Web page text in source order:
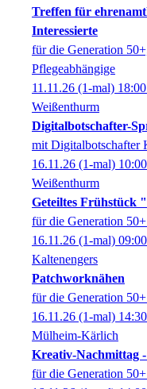
Treffen für
Interessierte
für die Generation
Pflegeabhängige
11.11.26 (1-mal) 18:00
Weißenthurm
Digitalbotschafter-
mit Digitalbotschafter
16.11.26 (1-mal) 10:00
Weißenthurm
Geteiltes Frühstück
für die Generation
16.11.26 (1-mal) 09:00
Kaltenengers
Patchworknähen
für die Generation
16.11.26 (1-mal) 14:30
Mülheim-Kärlich
Kreativ-Nachmittag
für die Generation